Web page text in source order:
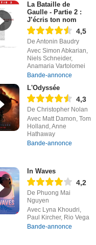
La Bataille de
Gaulle - Partie 2 :
J’écris ton nom
4,5
De Antonin Baudry
Avec Simon Abkarian,
Niels Schneider,
Anamaria Vartolomei
Bande-annonce
L'Odyssée
4,3
De Christopher Nolan
Avec Matt Damon, Tom
Holland, Anne
Hathaway
Bande-annonce
In Waves
4,2
De Phuong Mai
Nguyen
Avec Lyna Khoudri,
Paul Kircher, Rio Vega
Bande-annonce